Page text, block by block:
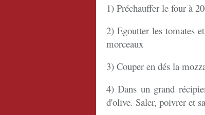
1) Préchauffer le four à
2) Egoutter les tomates
morceaux
3) Couper en dés la
4) Dans un grand
d'olive. Saler, poivrer et